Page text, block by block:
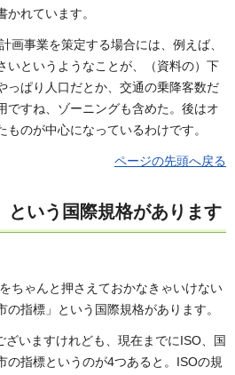
れています。
画事業を策定する場合には、例えば、
いというようなことが、（資料の）下
っぱり人口だとか、交通の乗降客数だ
ですね、ゾーニングも含めた。後はオ
のが中心になっているわけです。
ページの先頭へ戻る
という国際規格があります
ちゃんと押さえておかなきゃいけない
の指標」という国際規格があります。
ざいますけれども、現在までにISO、国
の指標というのが4つあると。ISOの規